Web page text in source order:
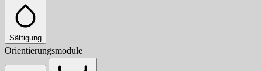
Sättigung
Orientierungsmodule